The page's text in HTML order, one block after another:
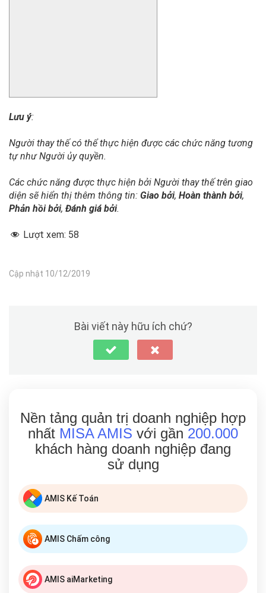
Lưu ý:
Người thay thế có thể thực hiện được các chức năng tương
tự như Người ủy quyền.
Các chức năng được thực hiện bởi Người thay thế trên giao
diện sẽ hiển thị thêm thông tin: Giao bởi, Hoàn thành bởi,
Phản hồi bởi, Đánh giá bởi.
Lượt xem: 58
Cập nhật 10/12/2019
Bài viết này hữu ích chứ?
Nền tảng quản trị doanh nghiệp hợp
nhất MISA AMIS với gần 200.000
khách hàng doanh nghiệp đang
sử dụng
AMIS Kế Toán
AMIS Chấm công
AMIS aiMarketing